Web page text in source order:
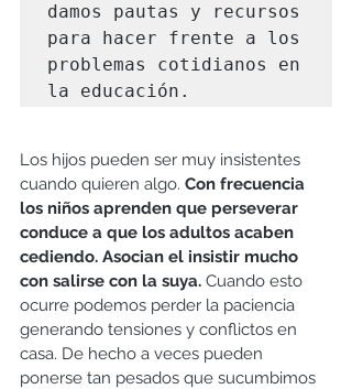
damos pautas y recursos
para hacer frente a los
problemas cotidianos en
la educación.
Los hijos pueden ser muy insistentes
cuando quieren algo. Con frecuencia
los niños aprenden que perseverar
conduce a que los adultos acaben
cediendo. Asocian el insistir mucho
con salirse con la suya. Cuando esto
ocurre podemos perder la paciencia
generando tensiones y conflictos en
casa. De hecho a veces pueden
ponerse tan pesados que sucumbimos